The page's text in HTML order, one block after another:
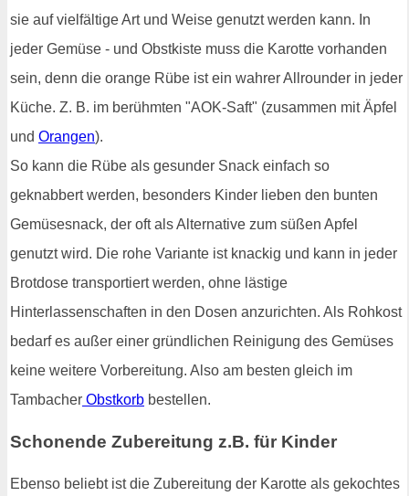
sie auf vielfältige Art und Weise genutzt werden kann. In
jeder Gemüse - und Obstkiste muss die Karotte vorhanden
sein, denn die orange Rübe ist ein wahrer Allrounder in jeder
Küche. Z. B. im berühmten "AOK-Saft" (zusammen mit Äpfel
und Orangen).
So kann die Rübe als gesunder Snack einfach so
geknabbert werden, besonders Kinder lieben den bunten
Gemüsesnack, der oft als Alternative zum süßen Apfel
genutzt wird. Die rohe Variante ist knackig und kann in jeder
Brotdose transportiert werden, ohne lästige
Hinterlassenschaften in den Dosen anzurichten. Als Rohkost
bedarf es außer einer gründlichen Reinigung des Gemüses
keine weitere Vorbereitung. Also am besten gleich im
Tambacher Obstkorb bestellen.
Schonende Zubereitung z.B. für Kinder
Ebenso beliebt ist die Zubereitung der Karotte als gekochtes